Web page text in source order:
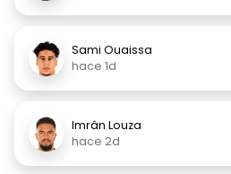
Sami Ouaissa
hace 1d
Imrân Louza
hace 2d